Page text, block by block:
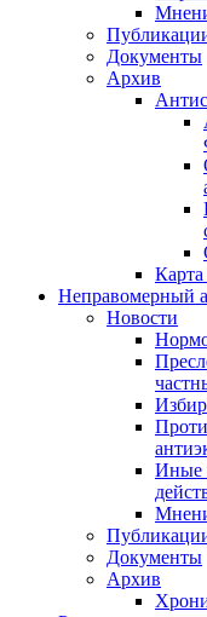
Документы
Архив
Неправомерный
Новости
Иные
Документы
Архив